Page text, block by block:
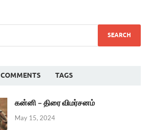
COMMENTS TAGS
கன்னி – திரை விமர்சனம்
May 15, 2024